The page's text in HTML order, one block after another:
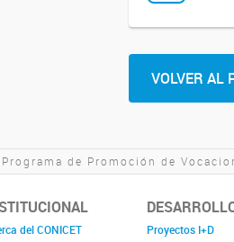
VOLVER AL
Programa de Promoción de
del CONICET
Proyectos I+D